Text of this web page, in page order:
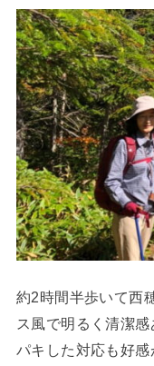
約2時間半歩いて西
ス風で明るく清潔
パキした対応も好